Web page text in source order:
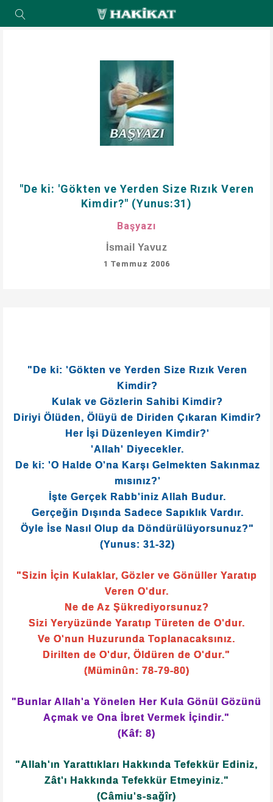
"De ki: 'Gökten ve Yerden Size Rızık Veren
Kimdir?" (Yunus:31)
Başyazı
İsmail Yavuz
1 Temmuz 2006
"De ki: 'Gökten ve Yerden Size Rızık Veren
Kimdir?
Kulak ve Gözlerin Sahibi Kimdir?
Diriyi Ölüden, Ölüyü de Diriden Çıkaran Kimdir?
Her İşi Düzenleyen Kimdir?'
'Allah' Diyecekler.
De ki: 'O Halde O'na Karşı Gelmekten Sakınmaz
mısınız?'
İşte Gerçek Rabb'iniz Allah Budur.
Gerçeğin Dışında Sadece Sapıklık Vardır.
Öyle İse Nasıl Olup da Döndürülüyorsunuz?"
(Yunus: 31-32)
"Sizin İçin Kulaklar, Gözler ve Gönüller Yaratıp
Veren O'dur.
Ne de Az Şükrediyorsunuz?
Sizi Yeryüzünde Yaratıp Türeten de O'dur.
Ve O'nun Huzurunda Toplanacaksınız.
Dirilten de O'dur, Öldüren de O'dur."
(Müminûn: 78-79-80)
"Bunlar Allah'a Yönelen Her Kula Gönül Gözünü
Açmak ve Ona İbret Vermek İçindir."
(Kâf: 8)
"Allah'ın Yarattıkları Hakkında Tefekkür Ediniz,
Zât'ı Hakkında Tefekkür Etmeyiniz."
(Câmiu's-sağîr)